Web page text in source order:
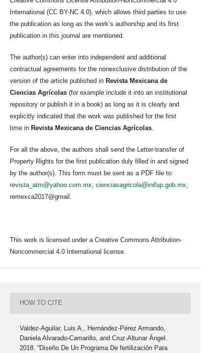
International (CC BY-NC 4.0), which allows third parties to use
the publication as long as the work’s authorship and its first
publication in this journal are mentioned.
The author(s) can enter into independent and additional
contractual agreements for the nonexclusive distribution of the
version of the article published in Revista Mexicana de
Ciencias Agrícolas (for example include it into an institutional
repository or publish it in a book) as long as it is clearly and
explicitly indicated that the work was published for the first
time in Revista Mexicana de Ciencias Agrícolas
For all the above, the authors shall send the Letter-transfer of
Property Rights for the first publication duly filled in and signed
by the author(s). This form must be sent as a PDF file to:
revista_atm@yahoo.com.mx; cienciasagricola@inifap.gob.mx;
remexca2017@gmail.
This work is licensed under a Creative Commons Attribution-
Noncommercial 4.0 International license.
HOW TO CITE
Valdez-Aguilar, Luis A., Hernández-Pérez Armando,
Daniela Alvarado-Camarillo, and Cruz-Altunar Ángel.
2018. “Diseño De Un Programa De fertilización Para